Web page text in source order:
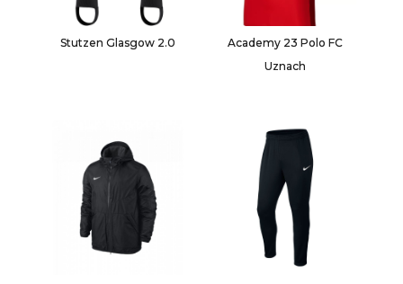
Stutzen Glasgow 2.0
Academy 23 Polo FC
Uznach